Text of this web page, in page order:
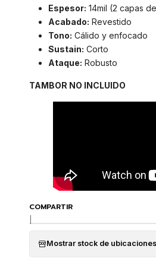
Espesor: 14mil (2 capas
Acabado: Revestido
Tono: Cálido y enfocado
Sustain: Corto
Ataque: Robusto
TAMBOR NO INCLUIDO
COMPARTIR
Mostrar stock de ubicaciones